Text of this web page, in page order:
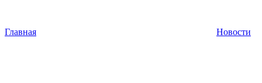
Главная Новости